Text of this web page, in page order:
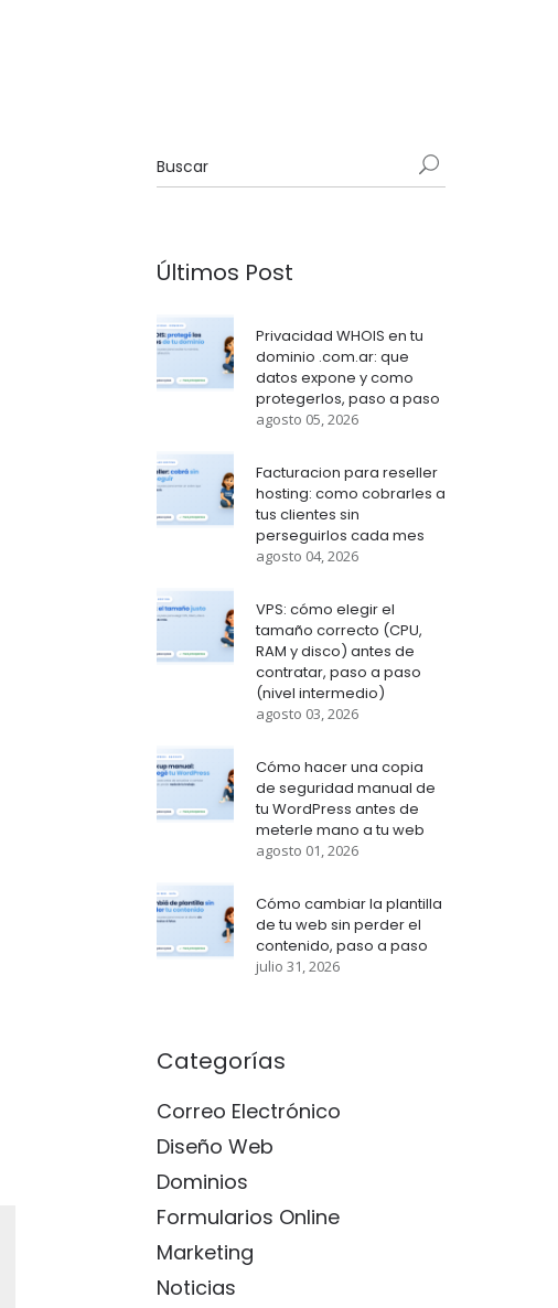
Últimos Post
Privacidad WHOIS en tu
dominio .com.ar: que
datos expone y como
protegerlos, paso a paso
agosto 05, 2026
Facturacion para reseller
hosting: como cobrarles a
tus clientes sin
perseguirlos cada mes
agosto 04, 2026
VPS: cómo elegir el
tamaño correcto (CPU,
RAM y disco) antes de
contratar, paso a paso
(nivel intermedio)
agosto 03, 2026
Cómo hacer una copia
de seguridad manual de
tu WordPress antes de
meterle mano a tu web
agosto 01, 2026
Cómo cambiar la plantilla
de tu web sin perder el
contenido, paso a paso
julio 31, 2026
Categorías
Correo Electrónico
Diseño Web
Dominios
Formularios Online
Marketing
Noticias